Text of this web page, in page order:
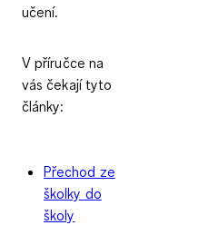
učení.
V příručce na
vás čekají tyto
články:
Přechod ze
školky do
školy